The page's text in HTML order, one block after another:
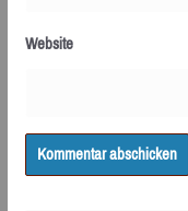
Website